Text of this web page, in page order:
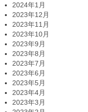
2024年1月
2023年12月
2023年11月
2023年10月
2023年9月
2023年8月
2023年7月
2023年6月
2023年5月
2023年4月
2023年3月